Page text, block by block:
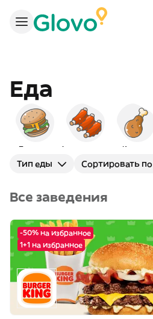
Еда
Бургеры Курица
Тип еды Сортировать по
Все заведения
-50% на избранное
1+1 на избранное